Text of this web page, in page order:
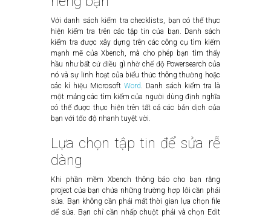
Với danh sách kiểm tra checklists, bạn có thể thực
hiện kiểm tra trên các tập tin của bạn. Danh sách
kiểm tra được xây dựng trên các công cụ tìm kiếm
mạnh mẽ của Xbench, mà cho phép bạn tìm thấy
hầu như bất cứ điều gì nhờ chế độ Powersearch của
nó và sự linh hoạt của biểu thức thông thường hoặc
các kí hiệu Microsoft Word. Danh sách kiểm tra là
một mảng các tìm kiếm của người dùng định nghĩa
có thể được thực hiện trên tất cả các bản dịch của
bạn với tốc độ nhanh tuyệt vời.
Lựa chọn tập tin để sửa rễ
dàng
Khi phần mềm Xbench thông báo cho bạn rằng
project của bạn chứa những trường hợp lỗi cần phải
sửa. Bạn không cần phải mất thời gian lựa chọn file
để sửa. Bạn chỉ cần nhấp chuột phải và chọn Edit